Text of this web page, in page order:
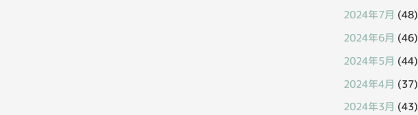
2024年7月 (48)
2024年6月 (46)
2024年5月 (44)
2024年4月 (37)
2024年3月 (43)